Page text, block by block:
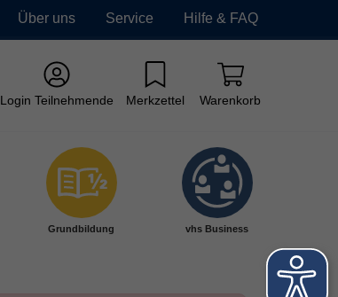
Über uns Service Hilfe & FAQ
Login Teilnehmende Merkzettel Warenkorb
Grundbildung vhs Business